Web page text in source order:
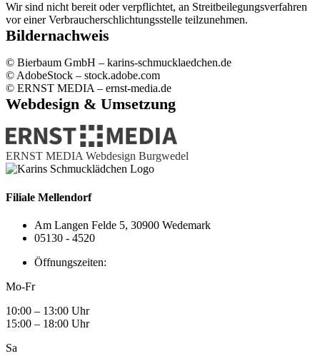
Wir sind nicht bereit oder verpflichtet, an Streitbeilegungsverfahren
vor einer Verbraucherschlichtungsstelle teilzunehmen.
Bildernachweis
© Bierbaum GmbH – karins-schmucklaedchen.de
© AdobeStock – stock.adobe.com
© ERNST MEDIA – ernst-media.de
Webdesign & Umsetzung
ERNST MEDIA Webdesign Burgwedel
Filiale Mellendorf
Am Langen Felde 5, 30900 Wedemark
05130 - 4520
Öffnungszeiten:
Mo-Fr
10:00 – 13:00 Uhr
15:00 – 18:00 Uhr
Sa